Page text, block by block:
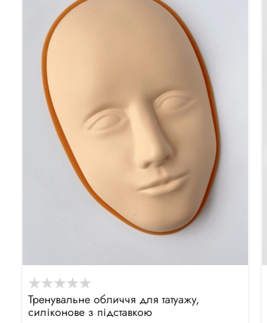
Тренувальне обличчя для татуажу,
силіконове з підставкою